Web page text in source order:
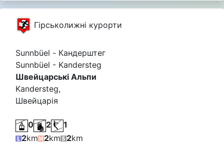
Гірськолижні курорти
Sunnbüel - Кандерштег
Sunnbüel - Kandersteg
Швейцарські Альпи
Kandersteg,
Швейцарія
0 2
1
2km 2km 2km